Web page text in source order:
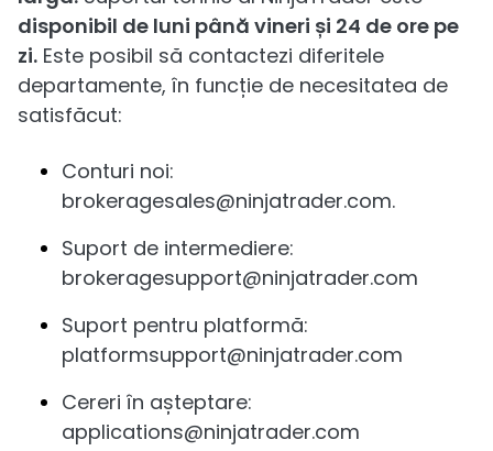
disponibil de luni până vineri și 24 de ore pe
zi. Este posibil să contactezi diferitele
departamente, în funcție de necesitatea de
satisfăcut:
Conturi noi:
brokeragesales@ninjatrader.com.
Suport de intermediere:
brokeragesupport@ninjatrader.com
Suport pentru platformă:
platformsupport@ninjatrader.com
Cereri în așteptare:
applications@ninjatrader.com